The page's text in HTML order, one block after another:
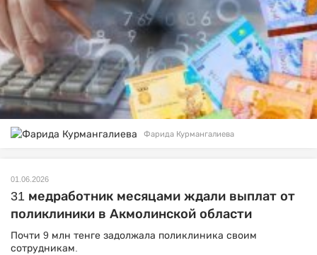
Фарида Курмангалиева
01.06.2026
31 медработник месяцами ждали выплат от
поликлиники в Акмолинской области
Почти 9 млн тенге задолжала поликлиника своим
сотрудникам.